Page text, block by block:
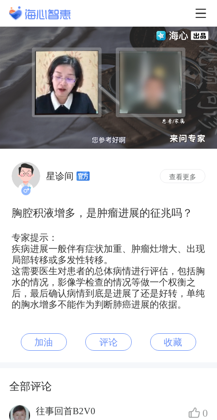
星诊间 查看更多
胸腔积液增多，是肿瘤进展的征兆吗？
专家提示：
疾病进展一般伴有症状加重、肿瘤灶增大、出现
局部转移或多发性转移。
这需要医生对患者的总体病情进行评估，包括胸
水的情况，影像学检查的情况等做一个权衡之
后，最后确认病情到底是进展了还是好转，单纯
的胸水增多不能作为判断肺癌进展的依据。
加油 评论 收藏
全部评论
往事回首B2V0
0